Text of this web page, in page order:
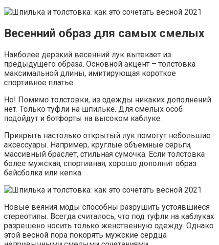
Весенний образ для самых смелых
Наиболее дерзкий весенний лук вытекает из
предыдущего образа. Основной акцент – толстовка
максимальной длины, имитирующая короткое
спортивное платье.
Но! Помимо толстовки, из одежды никаких дополнений
нет. Только туфли на шпильке. Для смелых особ
подойдут и ботфорты на высоком каблуке.
Прикрыть настолько открытый лук помогут небольшие
аксессуары. Например, круглые объемные серьги,
массивный браслет, стильная сумочка. Если толстовка
более мужская, спортивная, хорошо дополнит образ
бейсболка или кепка.
Новые веяния моды способны разрушить устоявшиеся
стереотипы. Всегда считалось, что под туфли на каблуках
разрешено носить только женственную одежду. Однако
этой весной пора покорять мужские сердца